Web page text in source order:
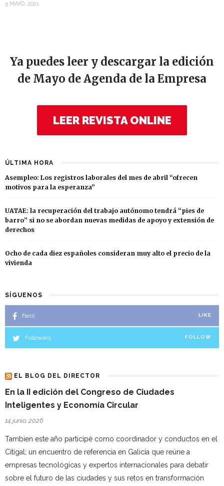
5 MAYO, 2021
Ya puedes leer y descargar la edición
de Mayo de Agenda de la Empresa
LEER REVISTA ONLINE
ÚLTIMA HORA
Asempleo: Los registros laborales del mes de abril “ofrecen
motivos para la esperanza”
UATAE: la recuperación del trabajo autónomo tendrá “pies de
barro” si no se abordan nuevas medidas de apoyo y extensión de
derechos
Ocho de cada diez españoles consideran muy alto el precio de la
vivienda
SÍGUENOS
Fans LIKE
Followers FOLLOW
EL BLOG DEL DIRECTOR
En la II edición del Congreso de Ciudades
Inteligentes y Economía Circular
14 junio, 2026
Tambien este año participé como coordinador y conductos en el
Citigal; un encuentro de referencia en Galicia que reúne a
empresas tecnológicas y expertos internacionales para debatir
sobre el futuro de las ciudades y sus retos en transformación